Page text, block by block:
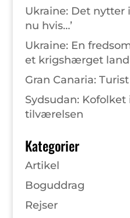
Ukraine: Det nytter
nu hvis…’
Ukraine: En
et krigshærget land
Gran Canaria:
Sydsudan:
tilværelsen
Kategorier
Artikel
Boguddrag
Rejser